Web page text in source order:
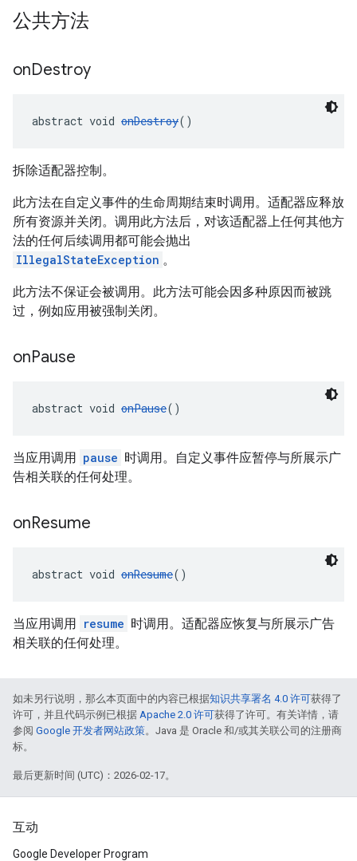
公共方法
onDestroy
abstract void onDestroy()
拆除适配器控制。
此方法在自定义事件的生命周期结束时调用。适配器应释放
所有资源并关闭。调用此方法后，对该适配器上任何其他方
法的任何后续调用都可能会抛出
IllegalStateException 。
此方法不保证会被调用。此方法可能会因多种原因而被跳
过，例如应用被强制关闭。
onPause
abstract void onPause()
当应用调用 pause 时调用。自定义事件应暂停与所展示广
告相关联的任何处理。
onResume
abstract void onResume()
当应用调用 resume 时调用。适配器应恢复与所展示广告
相关联的任何处理。
如未另行说明，那么本页面中的内容已根据知识共享署名 4.0 许可获得了
许可，并且代码示例已根据 Apache 2.0 许可获得了许可。有关详情，请
参阅 Google 开发者网站政策。Java 是 Oracle 和/或其关联公司的注册商
标。
最后更新时间 (UTC)：2026-02-17。
互动
Google Developer Program